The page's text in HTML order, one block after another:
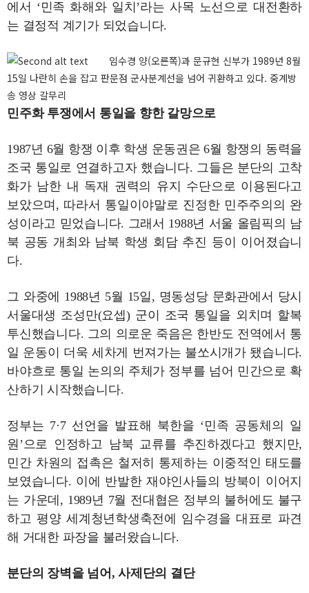
에서 ‘민족 화해와 일치’라는 사목 노선으로 대전환하
는 결정적 계기가 되었습니다.
임수경 양(오른쪽)과 문규현 신부가 1989년 8월
15일 나란히 손을 잡고 판문점 군사분계선을 넘어 귀환하고 있다. 중계방
송 영상 갈무리
민주화 투쟁에서 통일을 향한 갈망으로
1987년 6월 항쟁 이후 학생 운동권은 6월 항쟁의 동력을
조국 통일로 연결하고자 했습니다. 그들은 분단의 고착
화가 남한 내 독재 권력의 유지 수단으로 이용된다고
보았으며, 따라서 통일이야말로 진정한 민주주의의 완
성이라고 믿었습니다. 그래서 1988년 서울 올림픽의 남
북 공동 개최와 남북 학생 회담 추진 등이 이어졌습니
다.
그 와중에 1988년 5월 15일, 명동성당 문화관에서 당시
서울대생 조성만(요셉) 군이 조국 통일을 외치며 할복
투신했습니다. 그의 의로운 죽음은 한반도 전역에서 통
일 운동이 더욱 세차게 번져가는 불쏘시개가 됐습니다.
바야흐로 통일 논의의 주체가 정부를 넘어 민간으로 확
산하기 시작했습니다.
정부는 7·7 선언을 발표해 북한을 ‘민족 공동체의 일
원’으로 인정하고 남북 교류를 추진하겠다고 했지만,
민간 차원의 접촉은 철저히 통제하는 이중적인 태도를
보였습니다. 이에 반발한 재야인사들의 방북이 이어지
는 가운데, 1989년 7월 전대협은 정부의 불허에도 불구
하고 평양 세계청년학생축전에 임수경을 대표로 파견
해 거대한 파장을 불러왔습니다.
분단의 장벽을 넘어, 사제단의 결단